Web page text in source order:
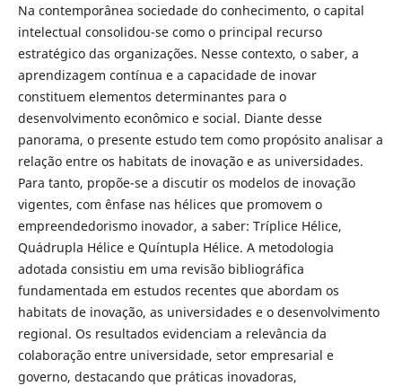
Na contemporânea sociedade do conhecimento, o capital
intelectual consolidou-se como o principal recurso
estratégico das organizações. Nesse contexto, o saber, a
aprendizagem contínua e a capacidade de inovar
constituem elementos determinantes para o
desenvolvimento econômico e social. Diante desse
panorama, o presente estudo tem como propósito analisar a
relação entre os habitats de inovação e as universidades.
Para tanto, propõe-se a discutir os modelos de inovação
vigentes, com ênfase nas hélices que promovem o
empreendedorismo inovador, a saber: Tríplice Hélice,
Quádrupla Hélice e Quíntupla Hélice. A metodologia
adotada consistiu em uma revisão bibliográfica
fundamentada em estudos recentes que abordam os
habitats de inovação, as universidades e o desenvolvimento
regional. Os resultados evidenciam a relevância da
colaboração entre universidade, setor empresarial e
governo, destacando que práticas inovadoras,